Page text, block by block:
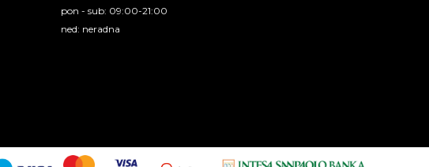
pon - sub: 09:00-21:00
ned: neradna